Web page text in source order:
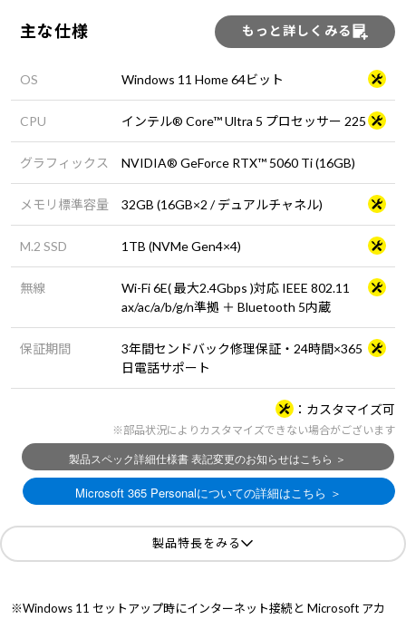
主な仕様 もっと詳しくみる
OS Windows 11 Home 64ビット
CPU インテル® Core™ Ultra 5 プロセッサー 225
グラフィックス NVIDIA® GeForce RTX™ 5060 Ti (16GB)
メモリ標準容量 32GB (16GB×2 / デュアルチャネル)
M.2 SSD 1TB (NVMe Gen4×4)
無線
Wi-Fi 6E( 最大2.4Gbps )対応 IEEE 802.11
ax/ac/a/b/g/n準拠 ＋ Bluetooth 5内蔵
保証期間
3年間センドバック修理保証・24時間×365
日電話サポート
カスタマイズ可
※部品状況によりカスタマイズできない場合がございます
製品特長をみる
※Windows 11 セットアップ時にインターネット接続と Microsoft アカ